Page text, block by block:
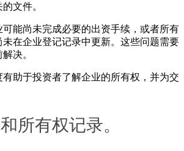
文件。
能尚未完成必要的出资手续，或者所有
在企业登记记录中更新。这些问题需要
决。
有助于投资者了解企业的所有权，并为交
所有权记录。